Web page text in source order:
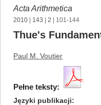
Acta Arithmetica
2010 143 2 | 101-144
Thue's
Paul M. Voutier
Pełne teksty:
Języki publikacji